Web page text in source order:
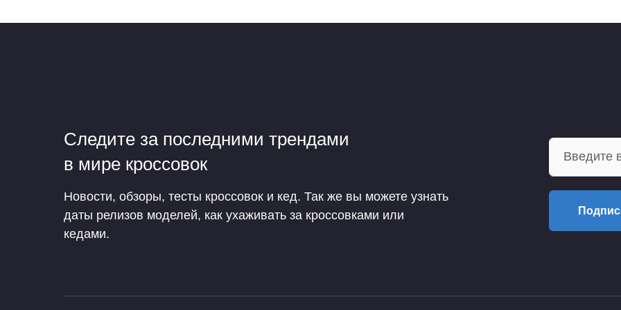
Следите за последними трендами
в мире кроссовок
Новости, обзоры, тесты кроссовок и кед. Так же вы можете узнать
даты релизов моделей, как ухаживать за кроссовками или
кедами.